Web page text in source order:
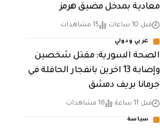
معادية بمدخل مضيق هرمز
قبل 10 ساعات 15 مشاهدات
عربي ودولي
الصحة السورية: مقتل شخصين
وإصابة 13 اخرين بانفجار الحافلة في
جرمانا بريف دمشق
قبل 11 ساعة 16 مشاهدات
سياسة